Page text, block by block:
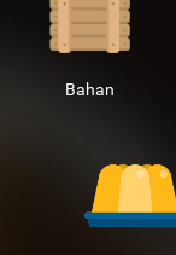
Bahan